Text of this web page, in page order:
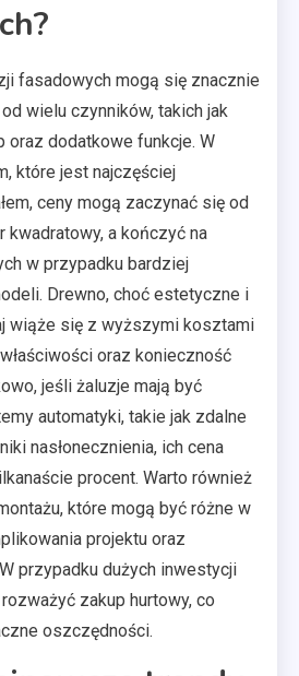
fasadowych mogą się znacznie
wielu czynników, takich jak
oraz dodatkowe funkcje. W
które jest najczęściej
ceny mogą zaczynać się od
kwadratowy, a kończyć na
w przypadku bardziej
Drewno, choć estetyczne i
wiąże się z wyższymi kosztami
oraz konieczność
jeśli żaluzje mają być
automatyki, takie jak zdalne
nasłonecznienia, ich cena
procent. Warto również
które mogą być różne w
projektu oraz
przypadku dużych inwestycji
zakup hurtowy, co
oszczędności.